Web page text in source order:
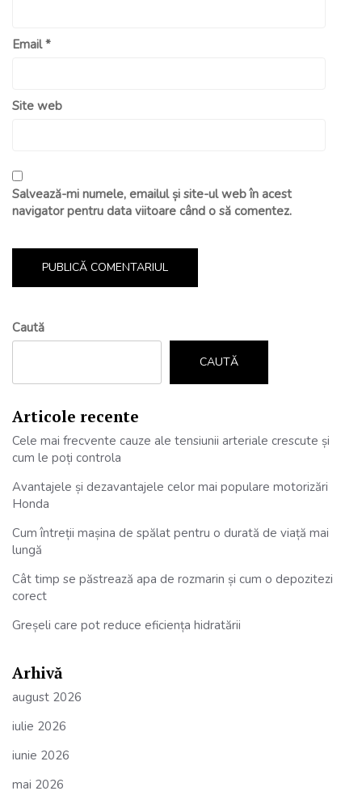
Email*
Site web
Salvează-mi numele, emailul și site-ul web în acest
navigator pentru data viitoare când o să comentez.
Caută
CAUTĂ
Articole recente
Cele mai frecvente cauze ale tensiunii arteriale crescute și
cum le poți controla
Avantajele și dezavantajele celor mai populare motorizări
Honda
Cum întreții mașina de spălat pentru o durată de viață mai
lungă
Cât timp se păstrează apa de rozmarin și cum o depozitezi
corect
Greșeli care pot reduce eficiența hidratării
Arhivă
august 2026
iulie 2026
iunie 2026
mai 2026